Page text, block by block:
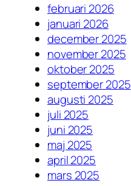
februari 2026
januari 2026
december 2025
november 2025
oktober 2025
september 2025
augusti 2025
juli 2025
juni 2025
maj 2025
april 2025
mars 2025